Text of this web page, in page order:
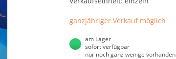
ganzjähriger Verkauf möglich
am Lager
sofort verfügbar
nur noch ganz wenige vorhanden